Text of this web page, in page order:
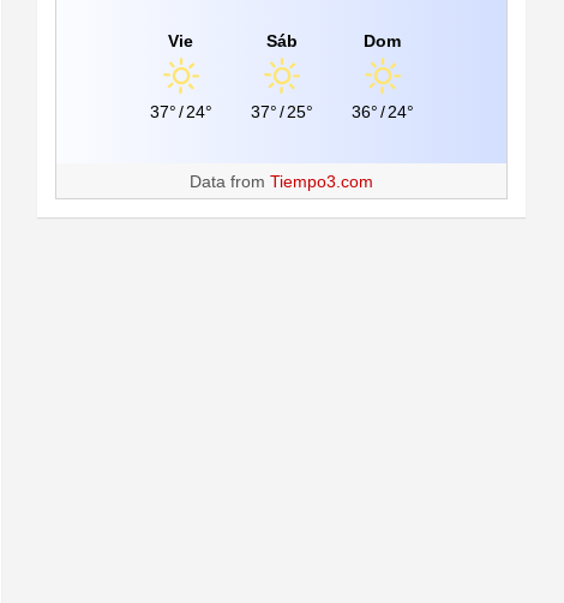
Vie
37°/ 24°
Sáb
37°/ 25°
Dom
36°/ 24°
Data fromTiempo3.com